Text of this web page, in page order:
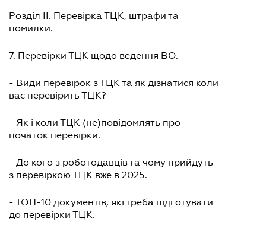
Розділ ІІ. Перевірка ТЦК, штрафи та
помилки.
7. Перевірки ТЦК щодо ведення ВО.
- Види перевірок з ТЦК та як дізнатися коли
вас перевірить ТЦК?
- Як і коли ТЦК (не)повідомлять про
початок перевірки.
- До кого з роботодавців та чому прийдуть
з перевіркою ТЦК вже в 2025.
- ТОП-10 документів, які треба підготувати
до перевірки ТЦК.